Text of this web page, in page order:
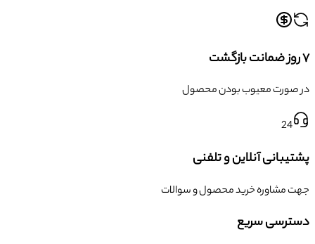
۷ روز ضمانت بازگشت
در صورت معیوب بودن محصول
24
پشتیبانی آنلاین و تلفنی
جهت مشاوره خرید محصول و سوالات
دسترسی سریع